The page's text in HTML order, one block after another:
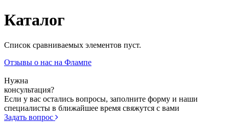
Каталог
Список сравниваемых элементов пуст.
Отзывы о нас на Флампе
Нужна
консультация?
Если у вас остались вопросы, заполните форму и наши
специалисты в ближайшее время свяжутся с вами
Задать вопрос